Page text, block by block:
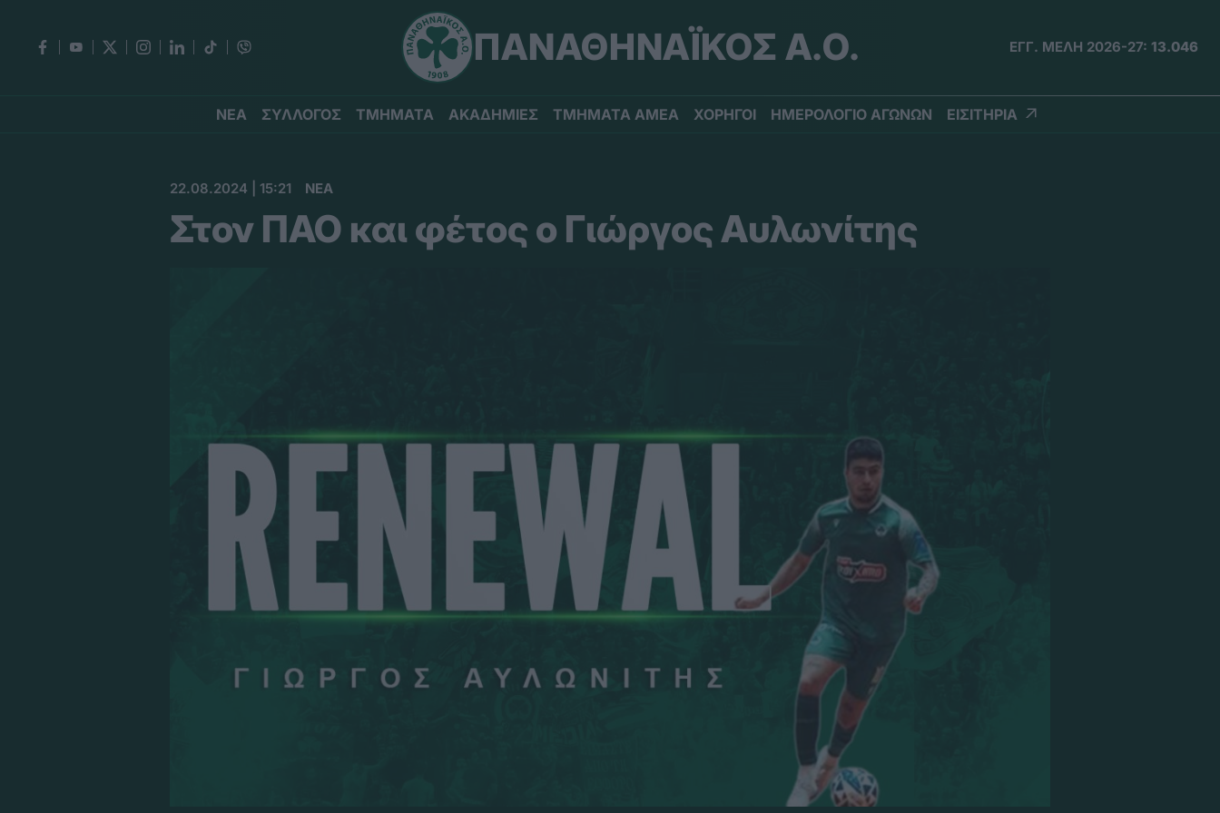
ΠΑΝΑΘΗΝΑΪΚΟΣ Α.Ο. ΕΓΓ. ΜΕΛΗ 2026-27: 13.046
ΝΕΑ ΣΥΛΛΟΓΟΣ ΤΜΗΜΑΤΑ ΑΚΑΔΗΜΙΕΣ ΤΜΗΜΑΤΑ ΑΜΕΑ ΧΟΡΗΓΟΙ ΗΜΕΡΟΛΟΓΙΟ ΑΓΩΝΩΝ ΕΙΣΙΤΗΡΙΑ
22.08.2024 | 15:21 ΝΕΑ
Στον ΠΑΟ και φέτος ο Γιώργος Αυλωνίτης